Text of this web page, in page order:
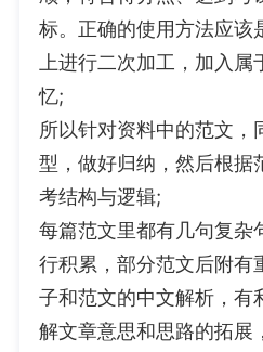
标。正确的使用方法应该
上进行二次加工，加入属
忆;
所以针对资料中的范文，
型，做好归纳，然后根据
考结构与逻辑;
每篇范文里都有几句复杂
行积累，部分范文后附有
子和范文的中文解析，有
解文章意思和思路的拓展